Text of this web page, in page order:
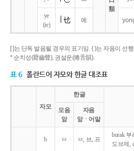
類
ye
(ie)
예
[ ]는 단독 발음될 경우의 표기임. ( )는 자음이 선
* 순치성(脣齒聲), 권설운(捲舌韻).
표 6 폴란드어 자모와 한글 대조표
자모
한글
모음
앞
자음
앞ㆍ어말
b ㅂ ㅂ, 브, 프
burak 부
도브제,